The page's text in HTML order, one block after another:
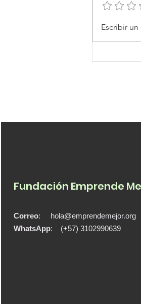
Escribir
Fundación Emprende
Correo: hola@emprendemejor.org
WhatsApp: (+57) 3102990639